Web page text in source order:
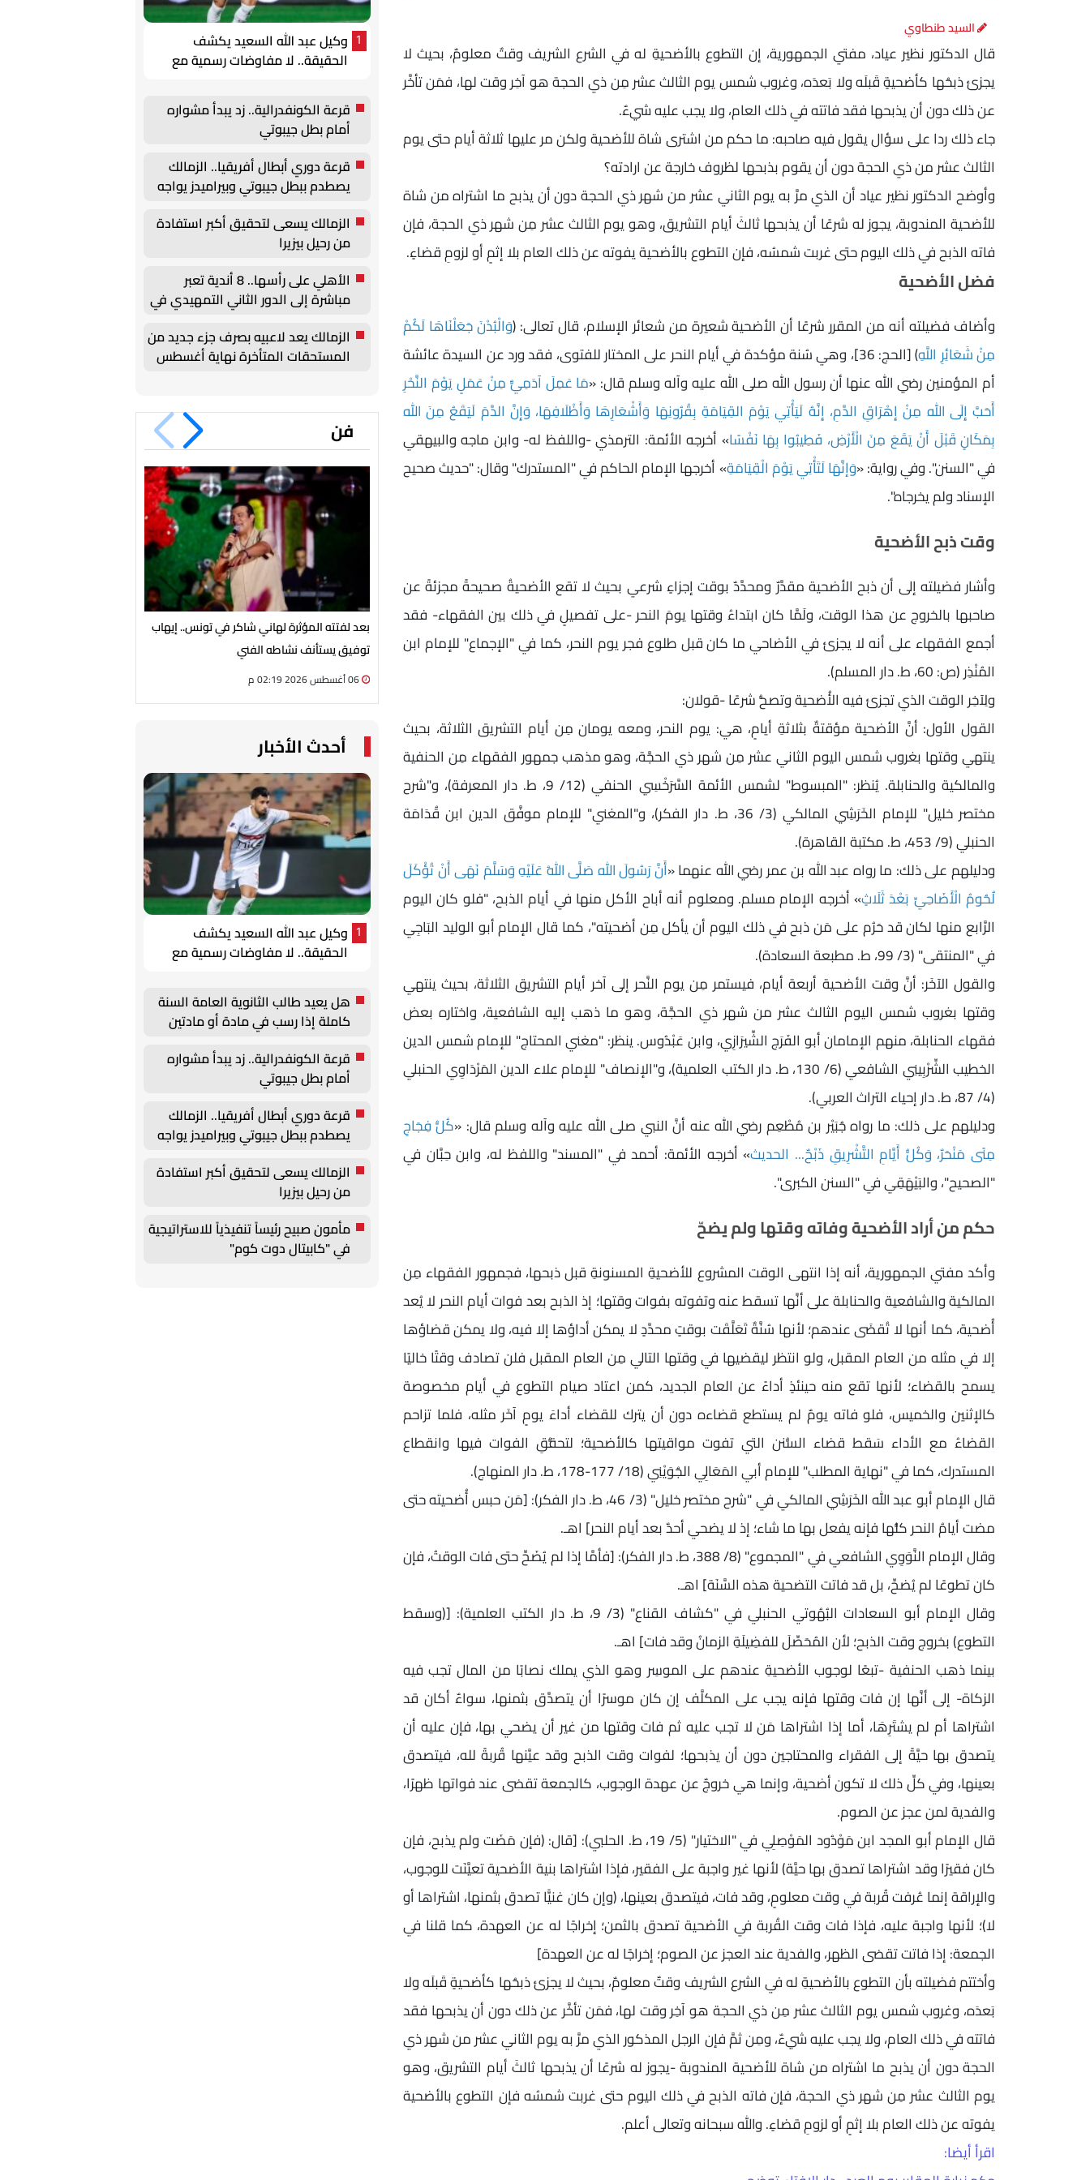
السيد طنطاوي
قال الدكتور نظير عياد، مفتي الجمهورية، إن التطوع بالأضحيةِ له في الشرع الشريف وقتٌ معلومٌ، بحيث لا
يجزئ ذبحُها كأضحيةٍ قَبلَه ولا بَعدَه، وغروب شمس يوم الثالث عشر مِن ذي الحجة هو آخِر وقت لها، فمَن تأخَّر
عن ذلك دون أن يذبحها فقد فاتته في ذلك العام، ولا يجب عليه شيءٌ.
جاء ذلك ردا على سؤال يقول فيه صاحبه: ما حكم من اشترى شاة للأضحية ولكن مر عليها ثلاثة أيام حتى يوم
الثالث عشر من ذي الحجة دون أن يقوم بذبحها لظروف خارجة عن ارادته؟
وأوضح الدكتور نظير عياد أن الذي مرَّ به يوم الثاني عشر من شهر ذي الحجة دون أن يذبح ما اشتراه من شاة
للأضحية المندوبة، يجوز له شرعًا أن يذبحها ثالثَ أيام التشريق، وهو يوم الثالث عشر مِن شهر ذي الحجة، فإن
فاته الذبح في ذلك اليوم حتى غربت شمسُه، فإن التطوع بالأضحية يفوته عن ذلك العام بلا إثمٍ أو لزومِ قضاءٍ.
فضل الأضحية
وأضاف فضيلته أنه من المقرر شرعًا أن الأضحية شعيرة من شعائر الإسلام، قال تعالى: ﴿وَالْبُدْنَ جَعَلْنَاهَا لَكُمْ
مِنْ شَعَائِرِ اللَّهِ
﴾ [الحج: 36]، وهي سُنة مؤكدة في أيام النحر على المختار للفتوى، فقد ورد عن السيدة عائشة
أم المؤمنين رضي الله عنها أن رسول الله صلى الله عليه وآله وسلم قال: «مَا عَمِلَ آدَمِيٌّ مِنْ عَمَلٍ يَوْمَ النَّحْرِ
أَحَبَّ إِلَى اللهِ مِنْ إِهْرَاقِ الدَّمِ، إِنَّهُ لَيَأْتِي يَوْمَ القِيَامَةِ بِقُرُونِهَا وَأَشْعَارِهَا وَأَظْلَافِهَا، وَإِنَّ الدَّمَ لَيَقَعُ مِنَ اللهِ
بِمَكَانٍ قَبْلَ أَنْ يَقَعَ مِنَ الْأَرْضِ، فَطِيبُوا بِهَا نَفْسًا» أخرجه الأئمة: الترمذي -واللفظ له- وابن ماجه والبيهقي
في "السنن". وفي رواية: «وَإنَّهَا لَتَأْتِي يَوْمَ الْقِيَامَةِ» أخرجها الإمام الحاكم في "المستدرك" وقال: "حديث صحيح
الإسناد ولم يخرجاه".
وقت ذبح الأضحية
وأشار فضيلته إلى أن ذبح الأضحية مقدَّرٌ ومحدَّدٌ بوقت إجزاءٍ شرعي بحيث لا تقع الأضحيةُ صحيحةً مجزئةً عن
صاحبها بالخروج عن هذا الوقت، ولَمَّا كان ابتداءُ وقتها يومَ النحر -على تفصيلٍ في ذلك بين الفقهاء- فقد
أجمع الفقهاء على أنه لا يجزئ في الأضاحي ما كان قبل طلوع فجر يوم النحر، كما في "الإجماع" للإمام ابن
المُنْذِر (ص: 60، ط. دار المسلم).
ولِآخِر الوقت الذي تجزئ فيه الأُضحية وتصحُّ شرعًا -قولان:
القول الأول: أنَّ الأضحية مؤقتةٌ بثلاثةِ أيامٍ، هي: يوم النحر، ومعه يومان مِن أيام التشريق الثلاثة، بحيث
ينتهي وقتها بغروب شمس اليوم الثاني عشر مِن شهر ذي الحجَّة، وهو مذهب جمهور الفقهاء مِن الحنفية
والمالكية والحنابلة. يُنظر: "المبسوط" لشمس الأئمة السَّرَخْسِي الحنفي (12/ 9، ط. دار المعرفة)، و"شرح
مختصر خليل" للإمام الخَرَشِي المالكي (3/ 36، ط. دار الفكر)، و"المغني" للإمام موفَّق الدين ابن قُدَامَة
الحنبلي (9/ 453، ط. مكتبة القاهرة).
ودليلهم على ذلك: ما رواه عبد الله بن عمر رضي الله عنهما «أَنَّ رَسُولَ اللهِ صَلَّى اللهُ عَلَيْهِ وَسَلَّمَ نَهَى أَنْ تُؤْكَلَ
لُحُومُ الْأَضَاحِيِّ بَعْدَ ثَلَاثٍ» أخرجه الإمام مسلم. ومعلوم أنه أباح الأكل منها في أيام الذبح، "فلو كان اليوم
الرَّابع منها لكان قد حَرُم على مَن ذبح في ذلك اليوم أن يأكل مِن أضحيته"، كما قال الإمام أبو الوليد البَاجِي
في "المنتقى" (3/ 99، ط. مطبعة السعادة).
والقول الآخَر: أنَّ وقت الأضحية أربعة أيام، فيستمر مِن يوم النَّحر إلى آخر أيام التشريق الثلاثة، بحيث ينتهي
وقتها بغروب شمس اليوم الثالث عشر من شهر ذي الحجَّة، وهو ما ذهب إليه الشافعية، واختاره بعض
فقهاء الحنابلة، منهم الإمامان أبو الفَرَج الشِّيرَازِي، وابن عَبْدُوس. ينظر: "مغني المحتاج" للإمام شمس الدين
الخطيب الشِّرْبِينِي الشافعي (6/ 130، ط. دار الكتب العلمية)، و"الإنصاف" للإمام علاء الدين المَرْدَاوِي الحنبلي
(4/ 87، ط. دار إحياء التراث العربي).
ودليلهم على ذلك: ما رواه جُبَيْر بن مُطْعِم رضي الله عنه أنَّ النبي صلى الله عليه وآله وسلم قال: «كُلُّ فِجَاجِ
مِنًى مَنْحَرٌ، وَكُلُّ أَيَّامِ التَّشْرِيقِ ذَبْحٌ... الحديث» أخرجه الأئمة: أحمد في "المسند" واللفظ له، وابن حِبَّان في
"الصحيح"، والبَيْهَقِي في "السنن الكبرى".
حكم من أراد الأضحية وفاته وقتها ولم يضحّ
وأكد مفتي الجمهورية، أنه إذا انتهى الوقت المشروع للأضحيةِ المسنونةِ قبل ذبحها، فجمهور الفقهاء مِن
المالكية والشافعية والحنابلة على أنَّها تسقط عنه وتفوته بفوات وقتها؛ إذ الذبح بعد فوات أيام النحر لا يُعد
أُضحية، كما أنها لا تُقضَى عندهم؛ لأنها سُنَّةٌ تَعَلَّقَت بوقتٍ محدَّدٍ لا يمكن أداؤها إلا فيه، ولا يمكن قضاؤها
إلا في مثله من العام المقبل، ولو انتظر ليقضيها في وقتها التالي مِن العام المقبل فلن تصادف وقتًا خاليًا
يسمح بالقضاء؛ لأنها تقع منه حينئذٍ أداءً عن العام الجديد، كمن اعتاد صيام التطوع في أيام مخصوصة
كالإثنين والخميس، فلو فاته يومٌ لم يستطع قضاءه دون أن يترك للقضاء أداءَ يومٍ آخَر مثله، فلما تزاحم
القضاءُ مع الأداء سَقط قضاء السُّنن التي تفوت مواقيتها كالأضحية؛ لتحقُّقِ الفوات فيها وانقطاع
المستدرك، كما في "نهاية المطلب" للإمام أبي المَعَالِي الجُوَيْنِي (18/ 177-178، ط. دار المنهاج).
قال الإمام أبو عبد الله الخَرَشِي المالكي في "شرح مختصر خليل" (3/ 46، ط. دار الفكر): [مَن حبس أُضحيته حتى
مضت أيامُ النحر كلُّها فإنه يفعل بها ما شاء؛ إذ لا يضحي أحدٌ بعد أيام النحر] اهـ.
وقال الإمام النَّوَوِي الشافعي في "المجموع" (8/ 388، ط. دار الفكر): [فأمَّا إذا لم يُضَحِّ حتى فات الوقتُ، فإن
كان تطوعًا لم يُضحِّ، بل قد فاتت التضحية هذه السَّنَة] اهـ.
وقال الإمام أبو السعادات البُهُوتي الحنبلي في "كشاف القناع" (3/ 9، ط. دار الكتب العلمية): [(وسقط
التطوع) بخروج وقت الذبح؛ لأن المُحَصِّلَ للفضِيلَةِ الزمانُ وقد فات] اهـ.
بينما ذهب الحنفية -تبعًا لوجوب الأضحيةِ عندهم على الموسِر وهو الذي يملك نصابًا من المال تجب فيه
الزكاة- إلى أنَّها إن فات وقتها فإنه يجب على المكلَّف إن كان موسرًا أن يتصدَّق بثمنها، سواءٌ أكان قد
اشتراها أم لم يشتَرِهَا، أما إذا اشتراها مَن لا تجب عليه ثم فات وقتها من غير أن يضحي بها، فإن عليه أن
يتصدق بها حيَّةً إلى الفقراء والمحتاجين دون أن يذبحها؛ لفوات وقت الذبح وقد عيَّنها قُربةً لله، فيتصدق
بعينها، وفي كلِّ ذلك لا تكون أضحية، وإنما هي خروجٌ عن عهدة الوجوب، كالجمعة تقضى عند فواتها ظهرًا،
والفدية لمن عجز عن الصوم.
قال الإمام أبو المجد ابن مَوْدُود المَوْصِلِي في "الاختيار" (5/ 19، ط. الحلبي): [قال: (فإن مَضَت ولم يذبح، فإن
كان فقيرًا وقد اشتراها تصدق بها حيَّة) لأنها غير واجبة على الفقير، فإذا اشتراها بنية الأضحية تعيَّنَت للوجوب،
والإراقة إنما عُرفت قُربة في وقت معلومٍ، وقد فات، فيتصدق بعينها، (وإن كان غنيًّا تصدق بثمنها، اشتراها أو
لا)؛ لأنها واجبة عليه، فإذا فات وقت القُربة في الأضحية تصدق بالثمن؛ إخراجًا له عن العهدة، كما قلنا في
الجمعة: إذا فاتت تقضى الظهر، والفدية عند العجز عن الصوم؛ إخراجًا له عن العهدة]
وأختتم فضيلته بأن التطوع بالأضحيةِ له في الشرع الشريف وقتٌ معلومٌ، بحيث لا يجزئ ذبحُها كأضحيةٍ قَبلَه ولا
بَعدَه، وغروب شمس يوم الثالث عشر مِن ذي الحجة هو آخِر وقت لها، فمَن تأخَّر عن ذلك دون أن يذبحها فقد
فاتته في ذلك العام، ولا يجب عليه شيءٌ، ومِن ثمَّ فإن الرجل المذكور الذي مرَّ به يوم الثاني عشر من شهر ذي
الحجة دون أن يذبح ما اشتراه من شاة للأضحية المندوبة -يجوز له شرعًا أن يذبحها ثالثَ أيام التشريق، وهو
يوم الثالث عشر مِن شهر ذي الحجة، فإن فاته الذبح في ذلك اليوم حتى غربت شمسُه فإن التطوع بالأضحية
يفوته عن ذلك العام بلا إثمٍ أو لزومِ قضاءٍ. والله سبحانه وتعالى أعلم.
اقرأ أيضا:
1
وكيل عبد الله السعيد يكشف
الحقيقة.. لا مفاوضات رسمية مع
قرعة الكونفدرالية.. زد يبدأ مشواره
أمام بطل جيبوتي
قرعة دوري أبطال أفريقيا.. الزمالك
يصطدم ببطل جيبوتي وبيراميدز يواجه
الزمالك يسعى لتحقيق أكبر استفادة
من رحيل بيزيرا
الأهلي على رأسها.. 8 أندية تعبر
مباشرة إلى الدور الثاني التمهيدي في
الزمالك يعد لاعبيه بصرف جزء جديد من
المستحقات المتأخرة نهاية أغسطس
فن
بعد لفتته المؤثرة لهاني شاكر في تونس.. إيهاب
توفيق يستأنف نشاطه الفني
أحدث الأخبار
1
وكيل عبد الله السعيد يكشف
الحقيقة.. لا مفاوضات رسمية مع
هل يعيد طالب الثانوية العامة السنة
كاملة إذا رسب في مادة أو مادتين
بالدور الثاني؟ التعليم توضح
قرعة الكونفدرالية.. زد يبدأ مشواره
أمام بطل جيبوتي
قرعة دوري أبطال أفريقيا.. الزمالك
يصطدم ببطل جيبوتي وبيراميدز يواجه
الزمالك يسعى لتحقيق أكبر استفادة
من رحيل بيزيرا
مأمون صبيح رئيساً تنفيذياً للاستراتيجية
في "كابيتال دوت كوم"